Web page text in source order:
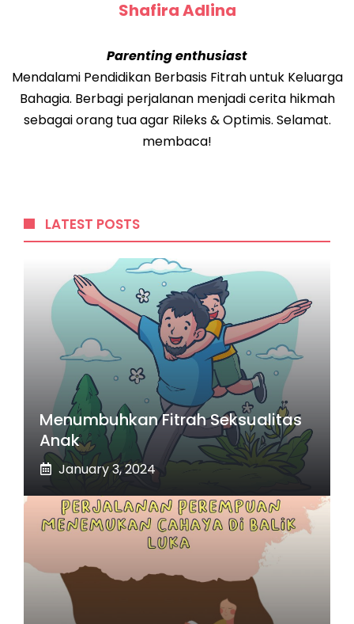
Shafira Adlina
Parenting enthusiast
Mendalami Pendidikan Berbasis Fitrah untuk Keluarga
Bahagia. Berbagi perjalanan menjadi cerita hikmah
sebagai orang tua agar Rileks & Optimis. Selamat.
membaca!
LATEST POSTS
Menumbuhkan Fitrah Seksualitas
Anak
January 3, 2024